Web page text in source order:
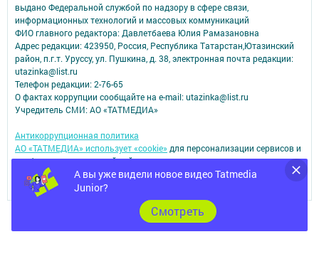
А вы уже видели новое видео Tatmedia
Junior?
Cмотреть
выдано Федеральной службой по надзору в сфере связи,
информационных технологий и массовых коммуникаций
ФИО главного редактора: Давлетбаева Юлия Рамазановна
Адрес редакции: 423950, Россия, Республика Татарстан,Ютазинский
район, п.г.т. Уруссу, ул. Пушкина, д. 38, электронная почта редакции:
utazinka@list.ru
Телефон редакции: 2-76-65
О фактах коррупции сообщайте на e-mail: utazinka@list.ru
Учредитель СМИ: АО «ТАТМЕДИА»
Антикоррупционная политика
АО «ТАТМЕДИА» использует «cookie»для персонализации сервисов и
удобства пользователей сайтом.
Использование «cookie» можно отменить в настройках браузера.
Политика конфиденциальности